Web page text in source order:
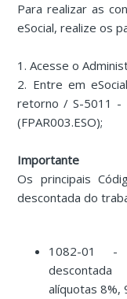
Para realizar as
eSocial, realize os
1. Acesse o
2. Entre em
retorno / S-5011 -
(FPAR003.ESO);
Importante
Os principais
descontada do
1082-01 -
alíquotas 8%,